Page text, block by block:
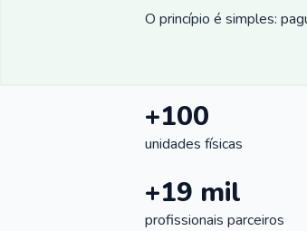
O princípio é simples:
+100
unidades físicas
+19 mil
profissionais parceiros